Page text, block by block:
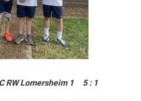
RW Lomersheim 1 5 : 1